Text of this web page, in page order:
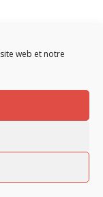
web et notre
lCharte de vie